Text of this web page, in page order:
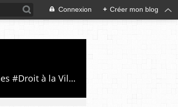
Connexion + Créer mon blog
Luttes émancipatrices,recherche du forum politico/social pour des alternatives,luttes urbaines #Droit à la Ville", #Paris #GrandParis,enjeux de la métropolisation,accès aux Archives publiques par Pierre Mansat,auteur‼️Ma vie rouge. Meutre au Grand Paris‼️[PUG]Association Josette & Maurice #Audin>bénevole Secours Populaire>Comité Laghouat-France>#Mumia #INTA